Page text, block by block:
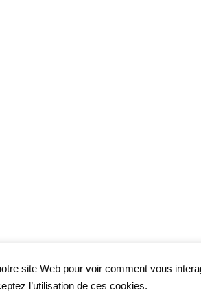
site Web pour voir comment vous
l’utilisation de ces cookies.